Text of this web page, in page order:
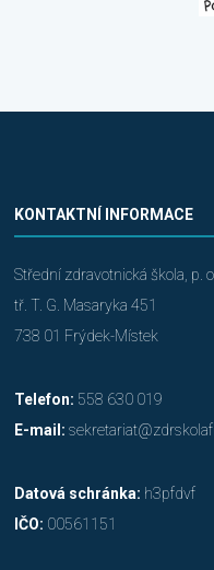
KONTAKTNÍ INFORMACE
Střední zdravotnická škola, p. o.
tř. T. G. Masaryka 451
738 01 Frýdek-Místek
Telefon: 558 630 019
E-mail:
Datová schránka: h3pfdvf
IČO: 00561151